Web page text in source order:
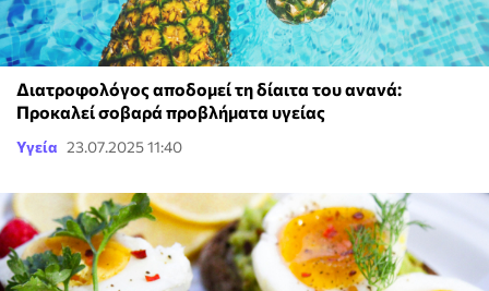
Διατροφολόγος αποδομεί τη δίαιτα του ανανά:
Προκαλεί σοβαρά προβλήματα υγείας
Υγεία 23.07.2025 11:40